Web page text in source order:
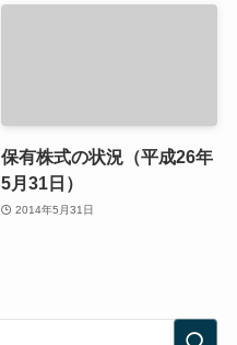
保有株式の状況（平成26年
5月31日）
2014年5月31日